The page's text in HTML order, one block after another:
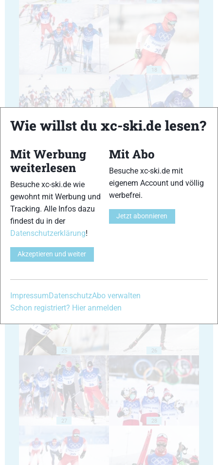
17 18
21 22
23 24
25 26
27 28
Wie willst du xc-ski.de lesen?
Mit Werbung
weiterlesen
Besuche xc-ski.de wie
gewohnt mit Werbung und
Tracking. Alle Infos dazu
findest du in der
Datenschutzerklärung!
Akzeptieren und weiter
Mit Abo
Besuche xc-ski.de mit
eigenem Account und völlig
werbefrei.
Jetzt abonnieren
Impressum DatenschutzAbo verwalten
Schon registriert? Hier anmelden